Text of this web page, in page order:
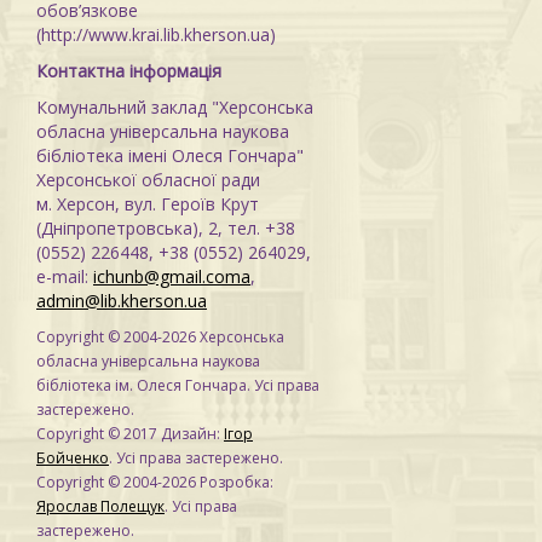
обов’язкове
(http://www.krai.lib.kherson.ua)
Контактна інформація
Комунальний заклад "Херсонська
обласна універсальна наукова
бібліотека імені Олеся Гончара"
Херсонської обласної ради
м. Херсон, вул. Героїв Крут
(Дніпропетровська), 2, тел. +38
(0552) 226448, +38 (0552) 264029,
e-mail: ichunb@gmail.coma,
admin@lib.kherson.ua
Copyright © 2004-2026 Херсонська
обласна універсальна наукова
бібліотека ім. Олеся Гончара. Усі права
застережено.
Copyright © 2017 Дизайн: Ігор
Бойченко. Усі права застережено.
Copyright © 2004-2026 Розробка:
Ярослав Полещук. Усі права
застережено.